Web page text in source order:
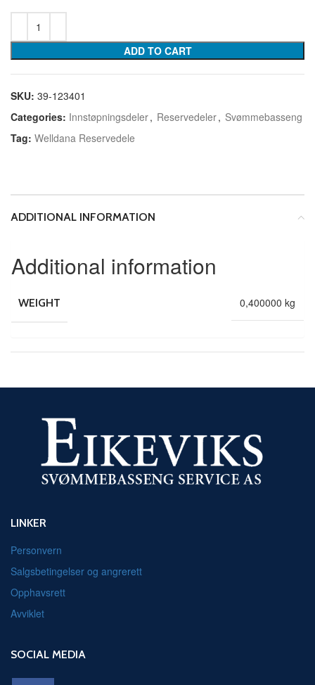
ADD TO CART
SKU: 39-123401
Categories: Innstøpningsdeler, Reservedeler, Svømmebasseng
Tag: Welldana Reservedele
ADDITIONAL INFORMATION
Additional information
WEIGHT 0,400000 kg
LINKER
Personvern
Salgsbetingelser og angrerett
Opphavsrett
Avviklet
SOCIAL MEDIA